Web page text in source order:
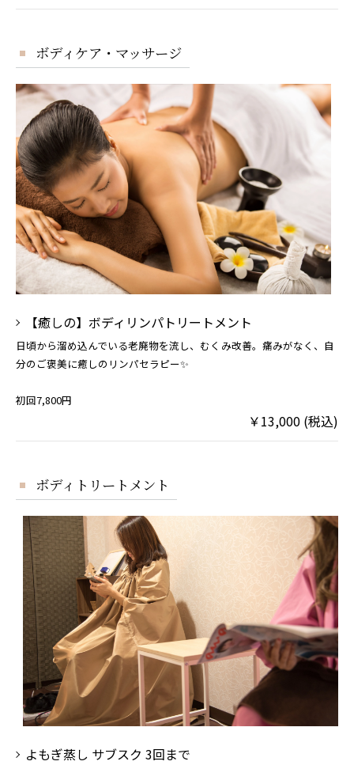
ボディケア・マッサージ
【癒しの】ボディリンパトリートメント
日頃から溜め込んでいる老廃物を流し、むくみ改善。痛みがなく、自
分のご褒美に癒しのリンパセラピー✨
初回7,800円
￥13,000 (税込)
ボディトリートメント
よもぎ蒸し サブスク 3回まで